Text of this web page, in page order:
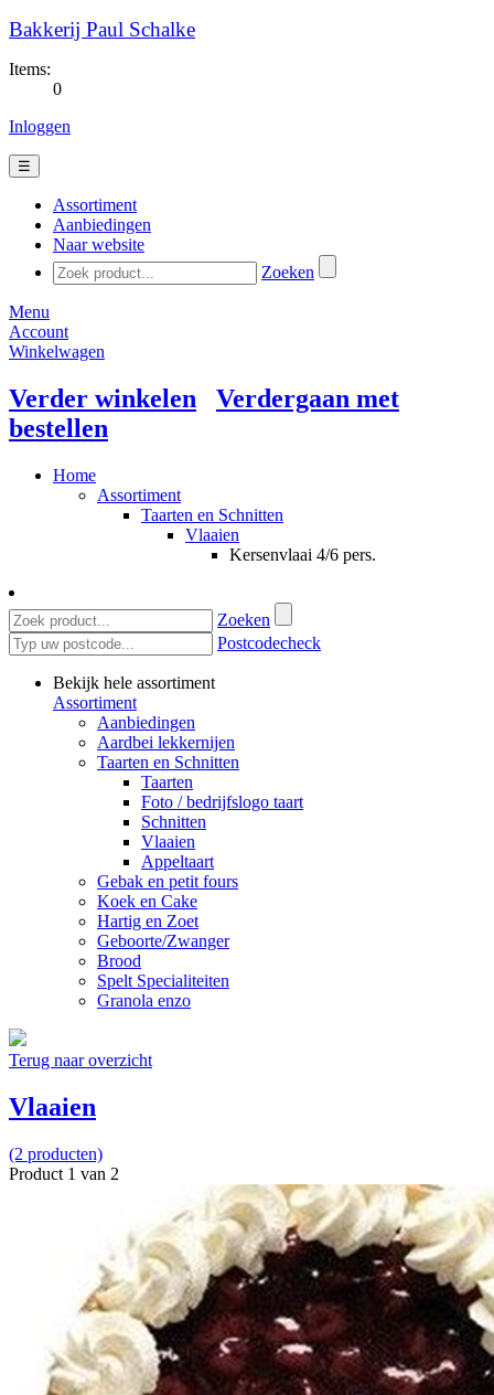
Bakkerij Paul Schalke
Items:
0
Inloggen
☰
Assortiment
Aanbiedingen
Naar website
Zoeken
Menu
Account
Winkelwagen
Verder winkelen
Verdergaan met
bestellen
Home
Assortiment
Taarten en Schnitten
Vlaaien
Kersenvlaai 4/6 pers.
Zoeken
Postcodecheck
Bekijk hele assortiment
Assortiment
Aanbiedingen
Aardbei lekkernijen
Taarten en Schnitten
Taarten
Foto / bedrijfslogo taart
Schnitten
Vlaaien
Appeltaart
Gebak en petit fours
Koek en Cake
Hartig en Zoet
Geboorte/Zwanger
Brood
Spelt Specialiteiten
Granola enzo
Terug naar overzicht
Vlaaien
(2 producten)
Product 1 van 2